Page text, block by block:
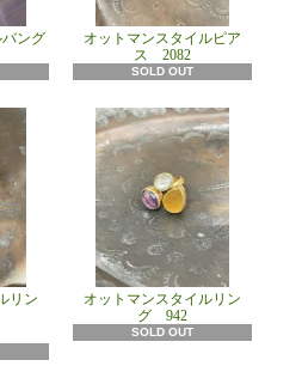
ング
オットマンスタイルピア
ス 2082
SOLD OUT
リン
オットマンスタイルリン
グ 942
SOLD OUT